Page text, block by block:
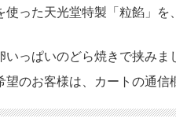
った天光堂特製「粒餡」を
っぱいのどら焼きで挟みま
のお客様は、カートの通信